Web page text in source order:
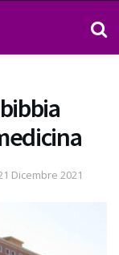
Dicembre 2021